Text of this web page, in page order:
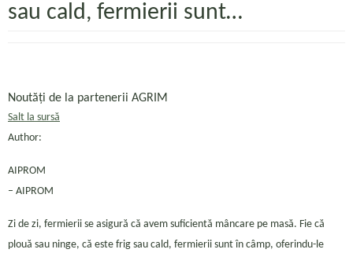
sau cald, fermierii sunt…
Noutăți de la partenerii AGRIM
Salt la sursă
Author:
AIPROM
– AIPROM
Zi de zi, fermierii se asigură că avem suficientă mâncare pe masă. Fie că
plouă sau ninge, că este frig sau cald, fermierii sunt în câmp, oferindu-le